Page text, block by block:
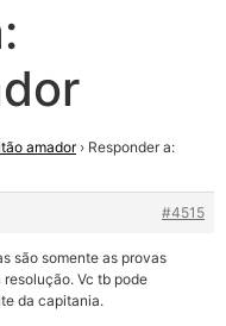
amador › Responder a:
#4515
são somente as provas
Vc tb pode
da capitania.